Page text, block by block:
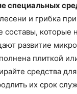
специальных
и грибка
составы, которые
развитие
плиткой
средства
их срок